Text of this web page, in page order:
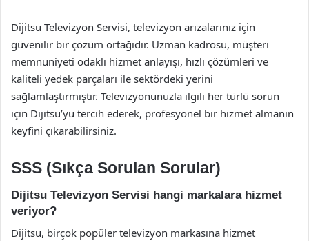
Dijitsu Televizyon Servisi, televizyon arızalarınız için
güvenilir bir çözüm ortağıdır. Uzman kadrosu, müşteri
memnuniyeti odaklı hizmet anlayışı, hızlı çözümleri ve
kaliteli yedek parçaları ile sektördeki yerini
sağlamlaştırmıştır. Televizyonunuzla ilgili her türlü sorun
için Dijitsu’yu tercih ederek, profesyonel bir hizmet almanın
keyfini çıkarabilirsiniz.
SSS (Sıkça Sorulan Sorular)
Dijitsu Televizyon Servisi hangi markalara hizmet
veriyor?
Dijitsu, birçok popüler televizyon markasına hizmet